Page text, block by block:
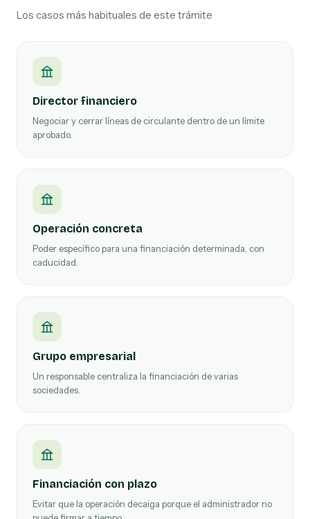
Los casos más habituales de este trámite
Director financiero
Negociar y cerrar líneas de circulante dentro de un límite
aprobado.
Operación concreta
Poder específico para una financiación determinada, con
caducidad.
Grupo empresarial
Un responsable centraliza la financiación de varias
sociedades.
Financiación con plazo
Evitar que la operación decaiga porque el administrador no